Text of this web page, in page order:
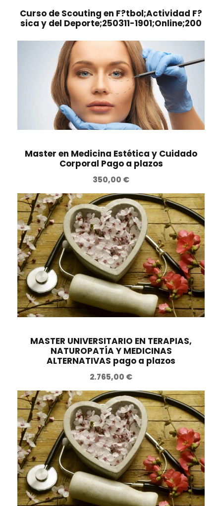
Curso de Scouting en F?tbol;Actividad F?
sica y del Deporte;250311-1901;Online;200
Master en Medicina Estética y Cuidado
Corporal Pago a plazos
350,00 €
MASTER UNIVERSITARIO EN TERAPIAS,
NATUROPATÍA Y MEDICINAS
ALTERNATIVAS pago a plazos
2.765,00 €